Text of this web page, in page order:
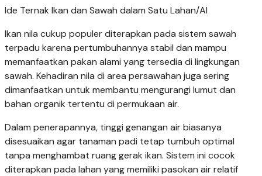
Ide Ternak Ikan dan Sawah dalam Satu Lahan/AI
Ikan nila cukup populer diterapkan pada sistem sawah
terpadu karena pertumbuhannya stabil dan mampu
memanfaatkan pakan alami yang tersedia di lingkungan
sawah. Kehadiran nila di area persawahan juga sering
dimanfaatkan untuk membantu mengurangi lumut dan
bahan organik tertentu di permukaan air.
Dalam penerapannya, tinggi genangan air biasanya
disesuaikan agar tanaman padi tetap tumbuh optimal
tanpa menghambat ruang gerak ikan. Sistem ini cocok
diterapkan pada lahan yang memiliki pasokan air relatif